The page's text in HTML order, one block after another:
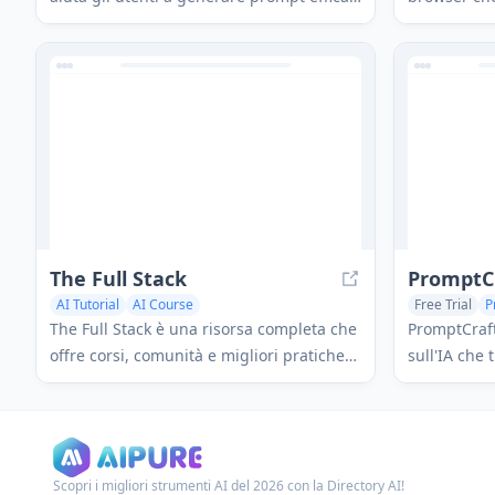
per strumenti AI come ChatGPT, Bard e
creatività.
The Full Stack
AI Tutorial
AI Course
Large Language Models (LLMs)
The Full Stack è una risorsa completa che
offre corsi, comunità e migliori pratiche
per costruire prodotti alimentati dall'AI
Free Trial
sull'IA che
altre fonti
Scopri i migliori strumenti AI del 2026 con la Directory AI!